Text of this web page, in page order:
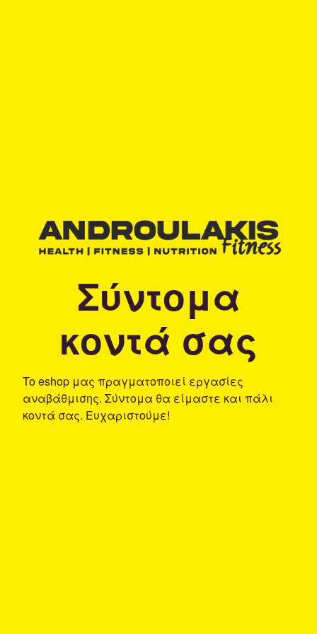
Σύντομα
κοντά σας
To eshop μας πραγματοποιεί εργασίες
αναβάθμισης. Σύντομα θα είμαστε και πάλι
κοντά σας. Ευχαριστούμε!